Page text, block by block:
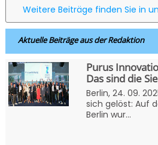
Weitere Beiträge finden Sie in
Aktuelle Beiträge aus der Redaktion
Purus
Das sind die
Berlin, 24. 09.
sich gelöst: Auf
Berlin wur...